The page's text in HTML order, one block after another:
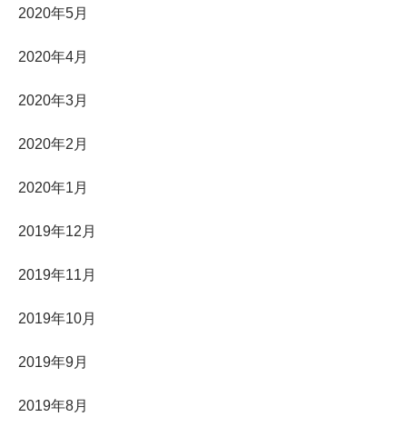
2020年5月
2020年4月
2020年3月
2020年2月
2020年1月
2019年12月
2019年11月
2019年10月
2019年9月
2019年8月